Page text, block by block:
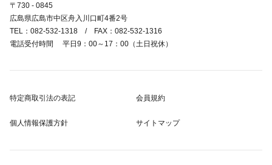
〒730 - 0845
広島県広島市中区舟入川口町4番2号
TEL：082-532-1318 / FAX：082-532-1316
電話受付時間 平日9：00～17：00（土日祝休）
特定商取引法の表記 会員規約
個人情報保護方針 サイトマップ